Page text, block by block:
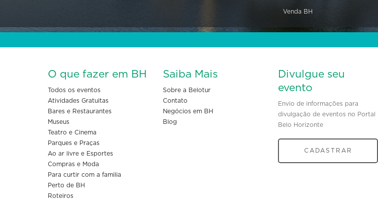
Venda BH
O que fazer em BH
Todos os eventos
Atividades Gratuitas
Bares e Restaurantes
Museus
Teatro e Cinema
Parques e Praças
Ao ar livre e Esportes
Compras e Moda
Para curtir com a familia
Perto de BH
Roteiros
Saiba Mais
Sobre a Belotur
Contato
Negócios em BH
Blog
Divulgue seu
evento
Envio de informações para
divulgação de eventos no Portal
Belo Horizonte
CADASTRAR